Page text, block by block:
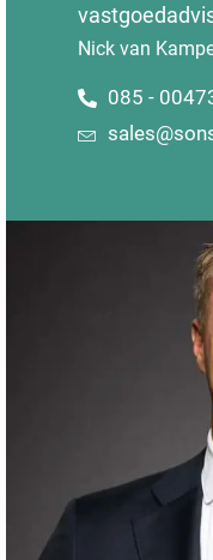
Nick van
085 -